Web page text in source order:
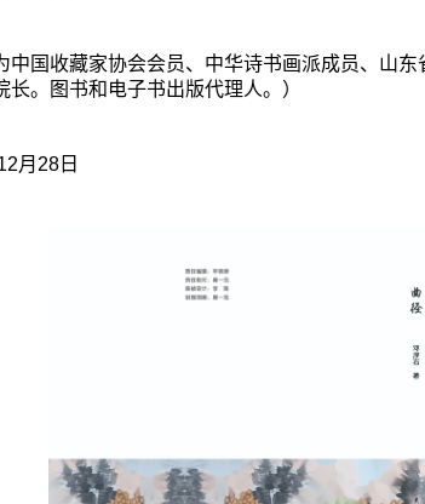
中国收藏家协会会员、中华诗书画派成员、山
长。图书和电子书出版代理人。）
月 28 日